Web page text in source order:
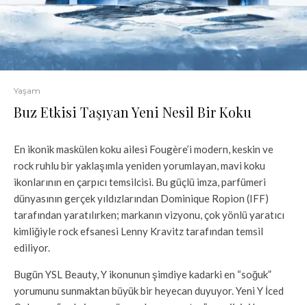
Yaşam
Buz Etkisi Taşıyan Yeni Nesil Bir Koku
En ikonik maskülen koku ailesi Fougère’i modern, keskin ve
rock ruhlu bir yaklaşımla yeniden yorumlayan, mavi koku
ikonlarının en çarpıcı temsilcisi. Bu güçlü imza, parfümeri
dünyasının gerçek yıldızlarından Dominique Ropion (IFF)
tarafından yaratılırken; markanın vizyonu, çok yönlü yaratıcı
kimliğiyle rock efsanesi Lenny Kravitz tarafından temsil
ediliyor.
Bugün YSL Beauty, Y ikonunun şimdiye kadarki en “soğuk”
yorumunu sunmaktan büyük bir heyecan duyuyor. Yeni Y İced